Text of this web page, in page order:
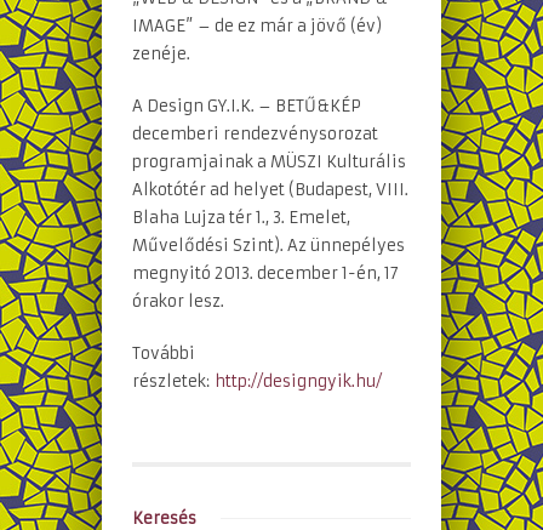
IMAGE” – de ez már a jövő (év)
zenéje.
A Design GY.I.K. – BETŰ&KÉP
decemberi rendezvénysorozat
programjainak a MÜSZI Kulturális
Alkotótér ad helyet (Budapest, VIII.
Blaha Lujza tér 1., 3. Emelet,
Művelődési Szint). Az ünnepélyes
megnyitó 2013. december 1-én, 17
órakor lesz.
További
részletek: http://designgyik.hu/
Keresés